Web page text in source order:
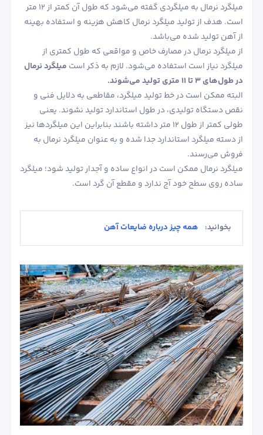
میلگرد نرمال به میلگردی گفته می‌شود که طول آن کمتر از 12 متر
است. هدف از تولید میلگرد نرمال کاهش هزینه و استفاده بهینه
از آهن تولید شده می‌باشد.
از میلگرد نرمال در مصارف خاص و مواقعی که طول کمتری از
میلگرد نیاز است استفاده می‌شود. لازم به ذکر است میلگرد نرمال
در طول‌های 3 تا 11 متری تولید می‌شوند.
البته ممکن است در خط تولید میلگرد، مقاطعی به دلایل فنی و
نقص دستگاه تولیدی، در طول استاندارد تولید نشوند. یعنی
طولی کمتر از طول 12 متر داشته باشند بنابراین این میلگردها نیز
از دسته میلگرد استاندارد جدا شده و به عنوان میلگرد نرمال به
فروش می‌رسند.
میلگرد نرمال ممکن است در انواع ساده و آجدار تولید شود؛ میلگرد
ساده روی سطح خود آج ندارد و مقطع آن گرد است.
بخوانید: همه چیز درباره ضایعات آهن